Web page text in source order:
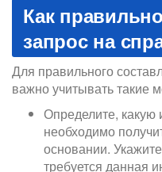
Как
запрос на
Для правильного
важно учитывать такие
Определите, какую
необходимо
основании.
требуется данная